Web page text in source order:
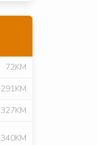
72KM
291KM
327KM
340KM